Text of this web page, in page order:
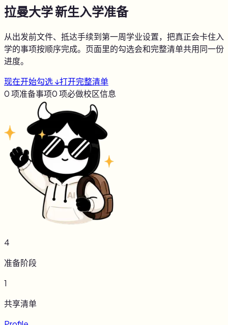
拉曼大学新生入学准备
从出发前文件、抵达手续到第一周学业设置，把真正会卡住入
学的事项按顺序完成。页面里的勾选会和完整清单共用同一份
进度。
现在开始勾选 ↓打开完整清单
0项准备事项0项必做校区信息
4
准备阶段
1
共享清单